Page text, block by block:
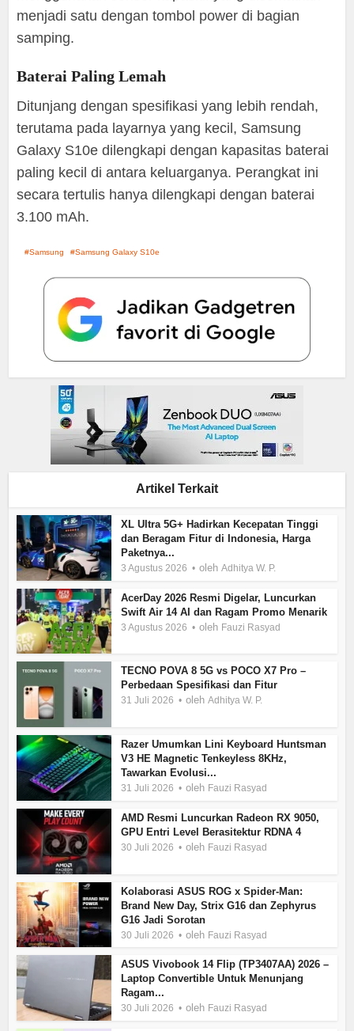
menjadi satu dengan tombol power di bagian
samping.
Baterai Paling Lemah
Ditunjang dengan spesifikasi yang lebih rendah,
terutama pada layarnya yang kecil, Samsung
Galaxy S10e dilengkapi dengan kapasitas baterai
paling kecil di antara keluarganya. Perangkat ini
secara tertulis hanya dilengkapi dengan baterai
3.100 mAh.
Samsung Samsung Galaxy S10e
Artikel Terkait
XL Ultra 5G+ Hadirkan Kecepatan Tinggi
dan Beragam Fitur di Indonesia, Harga
Paketnya...
3 Agustus 2026 olehAdhitya W. P.
AcerDay 2026 Resmi Digelar, Luncurkan
Swift Air 14 AI dan Ragam Promo Menarik
3 Agustus 2026 oleh Fauzi Rasyad
TECNO POVA 8 5G vs POCO X7 Pro –
Perbedaan Spesifikasi dan Fitur
31 Juli 2026 olehAdhitya W. P.
Razer Umumkan Lini Keyboard Huntsman
V3 HE Magnetic Tenkeyless 8KHz,
Tawarkan Evolusi...
31 Juli 2026 oleh Fauzi Rasyad
AMD Resmi Luncurkan Radeon RX 9050,
GPU Entri Level Berasitektur RDNA 4
30 Juli 2026 oleh Fauzi Rasyad
Kolaborasi ASUS ROG x Spider-Man:
Brand New Day, Strix G16 dan Zephyrus
G16 Jadi Sorotan
30 Juli 2026 oleh Fauzi Rasyad
ASUS Vivobook 14 Flip (TP3407AA) 2026 –
Laptop Convertible Untuk Menunjang
Ragam...
30 Juli 2026 oleh Fauzi Rasyad